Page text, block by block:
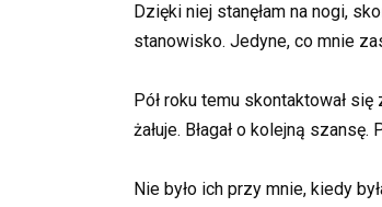
Dzięki niej stanęłam na nogi,
stanowisko. Jedyne, co mnie
Pół roku temu skontaktował
żałuje. Błagał o kolejną
Nie było ich przy mnie, kiedy